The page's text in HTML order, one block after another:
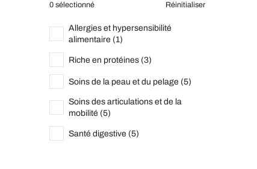
0 sélectionné Réinitialiser
Allergies et hypersensibilité
alimentaire (1)
Riche en protéines (3)
Soins de la peau et du pelage (5)
Soins des articulations et de la
mobilité (5)
Santé digestive (5)